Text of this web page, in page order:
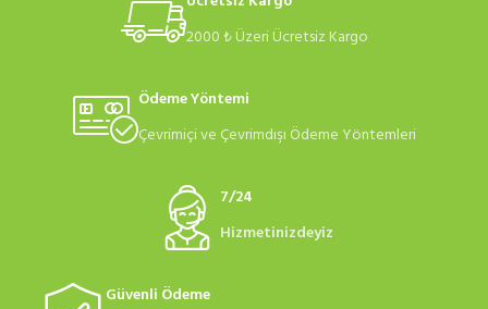
2000 ₺ Üzeri Ücretsiz Kargo
Ödeme Yöntemi
Çevrimiçi ve Çevrimdışı Ödeme Yöntemleri
7/24
Hizmetinizdeyiz
Güvenli Ödeme